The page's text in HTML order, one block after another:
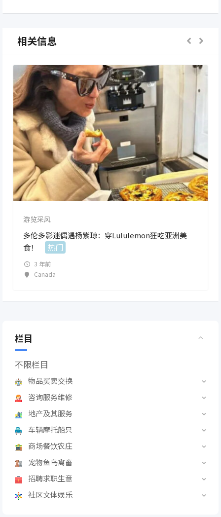
相关信息
游览采风
多伦多影迷偶遇杨紫琼：穿Lululemon狂吃亚洲美
食！
热门
3 年前
Canada
栏目
不限栏目
物品买卖交换
咨询服务维修
地产及其服务
车辆摩托船只
商场餐饮农庄
宠物鱼鸟禽畜
招聘求职生意
社区文体娱乐